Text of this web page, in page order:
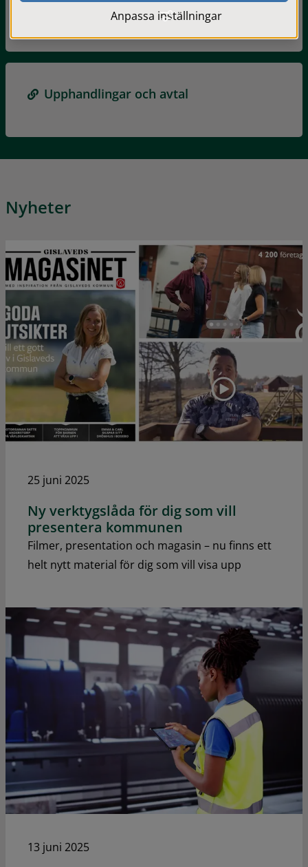
Konkurrensutsatt verksamhet
Upphandlingar och avtal
Nyheter
25 juni 2025
Ny verktygslåda för dig som vill
presentera kommunen
Filmer, presentation och magasin – nu finns ett
helt nytt material för dig som vill visa upp
13 juni 2025
Anpassa inställningar